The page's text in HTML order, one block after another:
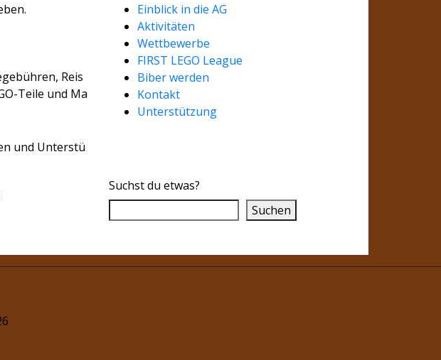
Reis
Teile und Ma
und Unterstü
Einblick in die AG
Aktivitäten
Wettbewerbe
FIRST LEGO League
Biber werden
Kontakt
Unterstützung
Suchst du etwas?
Suchen